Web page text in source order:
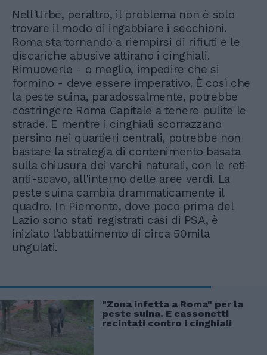
Nell'Urbe, peraltro, il problema non è solo
trovare il modo di ingabbiare i secchioni.
Roma sta tornando a riempirsi di rifiuti e le
discariche abusive attirano i cinghiali.
Rimuoverle - o meglio, impedire che si
formino - deve essere imperativo. È così che
la peste suina, paradossalmente, potrebbe
costringere Roma Capitale a tenere pulite le
strade. E mentre i cinghiali scorrazzano
persino nei quartieri centrali, potrebbe non
bastare la strategia di contenimento basata
sulla chiusura dei varchi naturali, con le reti
anti-scavo, all'interno delle aree verdi. La
peste suina cambia drammaticamente il
quadro. In Piemonte, dove poco prima del
Lazio sono stati registrati casi di PSA, è
iniziato l'abbattimento di circa 50mila
ungulati.
"Zona infetta a Roma" per la
peste suina. E cassonetti
recintati contro i cinghiali